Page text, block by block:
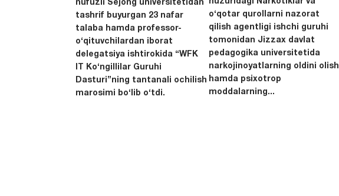
nufuzli Sejong universitetidan
tashrif buyurgan 23 nafar
talaba hamda professor-
o‘qituvchilardan iborat
delegatsiya ishtirokida “WFK
IT Ko‘ngillilar Guruhi
Dasturi”ning tantanali ochilish
marosimi bo‘lib o‘tdi.
o‘qotar qurollarni nazorat
qilish agentligi ishchi guruhi
tomonidan Jizzax davlat
pedagogika universitetida
narkojinoyatlarning oldini olish
hamda psixotrop
moddalarning...